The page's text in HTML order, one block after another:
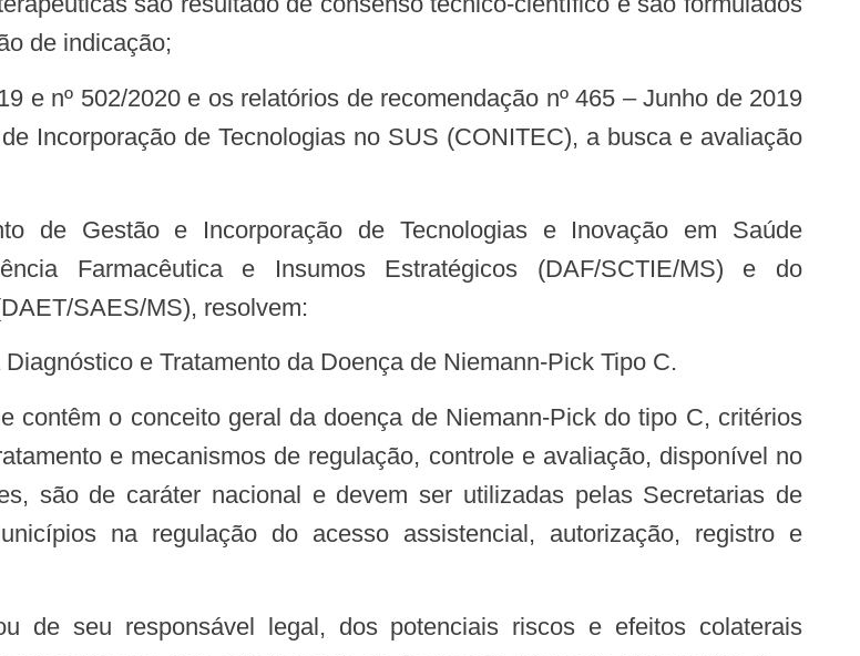
de indicação;
Incorporação de Tecnologias no SUS (CONITEC), a busca e avaliação
Farmacêutica e Insumos Estratégicos (DAF/SCTIE/MS) e do
SAES/MS), resolvem:
e Tratamento da Doença de Niemann-Pick Tipo C.
e mecanismos de regulação, controle e avaliação, disponível no
são de caráter nacional e devem ser utilizadas pelas Secretarias de
na regulação do acesso assistencial, autorização, registro e